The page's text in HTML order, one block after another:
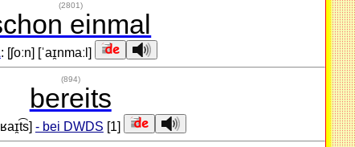
(2801)
einmal
: [ʃoːn] [ˈaɪ̯nmaːl]
(894)
bereits
- bei DWDS [1]